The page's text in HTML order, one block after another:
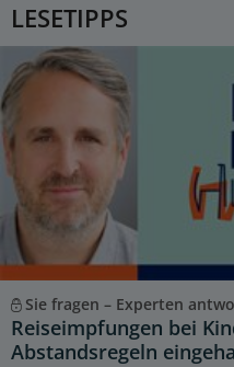
LESETIPPS
Sie fragen – Experten
Reiseimpfungen bei
Abstandsregeln